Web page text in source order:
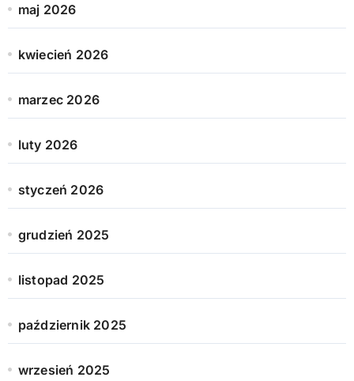
maj 2026
kwiecień 2026
marzec 2026
luty 2026
styczeń 2026
grudzień 2025
listopad 2025
październik 2025
wrzesień 2025